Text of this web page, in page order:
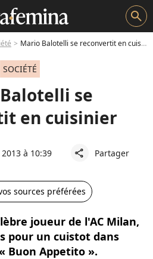
search
Mario Balotelli se reconvertit en cuisinier
SOCIÉTÉ
se
en cuisinier
à 10:39 share Partager
sources préférées
joueur de l'AC Milan,
pour un cuistot dans
Buon Appetito ».